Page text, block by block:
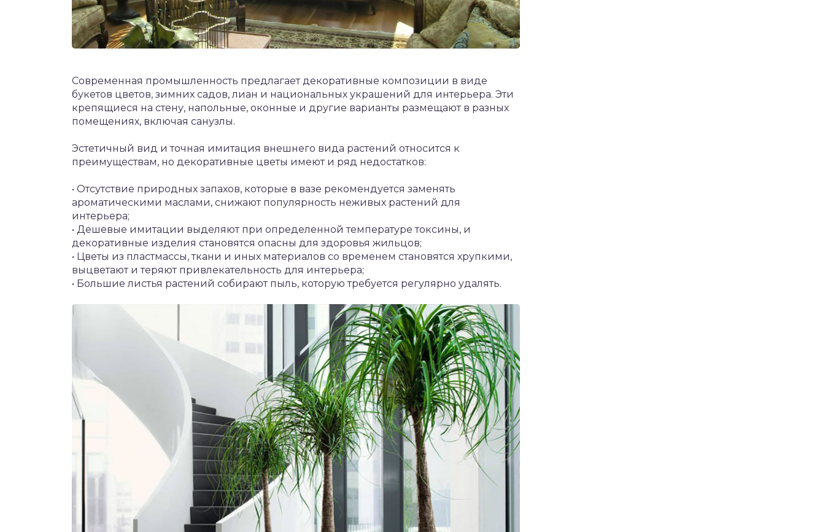
Современная промышленность предлагает декоративные композиции в виде
букетов цветов, зимних садов, лиан и национальных украшений для интерьера. Эти
крепящиеся на стену, напольные, оконные и другие варианты размещают в разных
помещениях, включая санузлы.
Эстетичный вид и точная имитация внешнего вида растений относится к
преимуществам, но декоративные цветы имеют и ряд недостатков:
• Отсутствие природных запахов, которые в вазе рекомендуется заменять
ароматическими маслами, снижают популярность неживых растений для
интерьера;
• Дешевые имитации выделяют при определенной температуре токсины, и
декоративные изделия становятся опасны для здоровья жильцов;
• Цветы из пластмассы, ткани и иных материалов со временем становятся хрупкими,
выцветают и теряют привлекательность для интерьера;
• Большие листья растений собирают пыль, которую требуется регулярно удалять.